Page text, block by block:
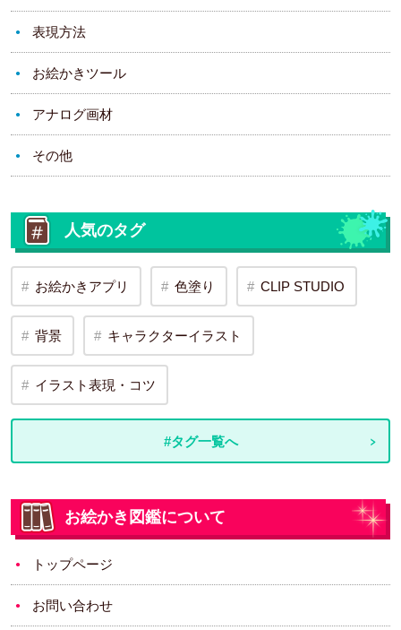
表現方法
お絵かきツール
アナログ画材
その他
人気のタグ
お絵かきアプリ 色塗り CLIP STUDIO
背景 キャラクターイラスト
イラスト表現・コツ
#タグ一覧へ
お絵かき図鑑について
トップページ
お問い合わせ